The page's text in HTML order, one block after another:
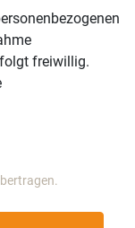
freiwillig.